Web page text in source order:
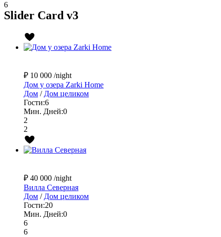
6
Slider Card v3
₽ 10 000 /night
Дом у озера Zarki Home
Дом / Дом целиком
Гости:6
Мин. Дней:0
2
2
₽ 40 000 /night
Вилла Северная
Дом / Дом целиком
Гости:20
Мин. Дней:0
6
6